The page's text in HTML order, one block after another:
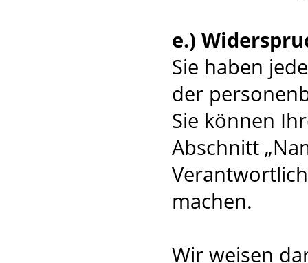
e.)
Sie haben
der
Sie können
Abschnitt
machen.
Wir weisen